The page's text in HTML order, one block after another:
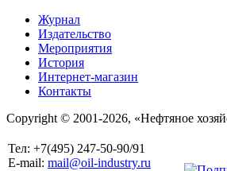
Журнал
Издательство
Мероприятия
История
Интернет-магазин
Контакты
Copyright © 2001-2026, «Нефтяное
Тел: +7(495) 247-50-90/91
E-mail: mail@oil-industry.ru